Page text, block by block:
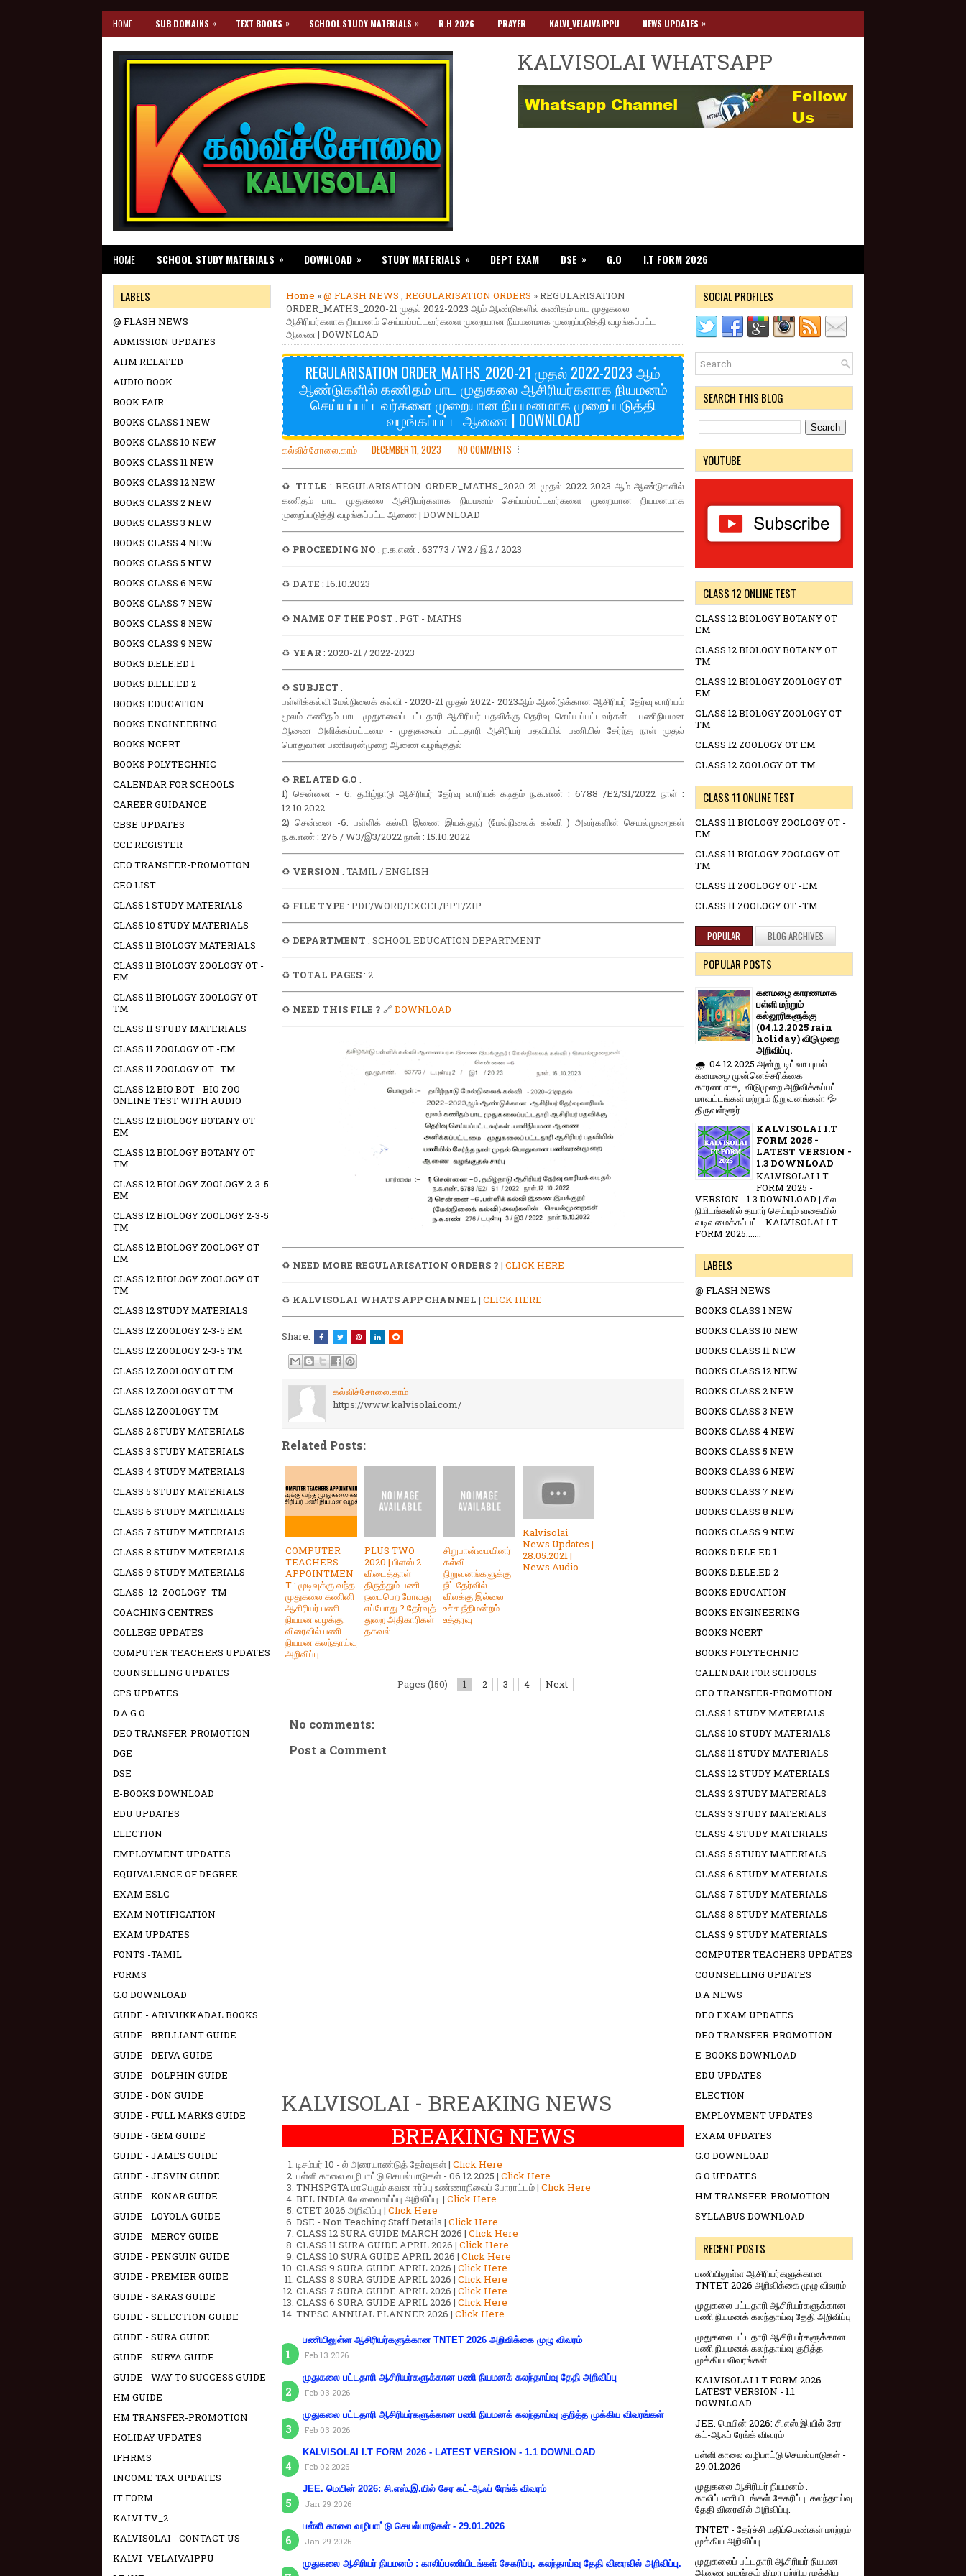
HOME SUB DOMAINS » TEXT BOOKS » SCHOOL STUDY MATERIALS » R.H 2026 PRAYER KALVI_VELAIVAIPPU NEWS UPDATES »
KALVISOLAI WHATSAPP
HOME SCHOOL STUDY MATERIALS » DOWNLOAD » STUDY MATERIALS » DEPT EXAM DSE » G.O I.T FORM 2026
Home »@ FLASH NEWS , REGULARISATION ORDERS » REGULARISATION
ORDER_MATHS_2020-21 முதல் 2022-2023 ஆம் ஆண்டுகளில் கணிதம் பாட முதுகலை
ஆசிரியர்களாக நியமனம் செய்யப்பட்டவர்களை முறையான நியமனமாக முறைப்படுத்தி வழங்கப்பட்ட
ஆணை | DOWNLOAD
REGULARISATION ORDER_MATHS_2020-21 முதல் 2022-2023 ஆம்
ஆண்டுகளில் கணிதம் பாட முதுகலை ஆசிரியர்களாக நியமனம்
செய்யப்பட்டவர்களை முறையான நியமனமாக முறைப்படுத்தி
வழங்கப்பட்ட ஆணை | DOWNLOAD
கல்விச்சோலை.காம் DECEMBER 11, 2023 NO COMMENTS
♻️ TITLE : REGULARISATION ORDER_MATHS_2020-21 முதல் 2022-2023 ஆம் ஆண்டுகளில்
கணிதம் பாட முதுகலை ஆசிரியர்களாக நியமனம் செய்யப்பட்டவர்களை முறையான நியமனமாக
முறைப்படுத்தி வழங்கப்பட்ட ஆணை | DOWNLOAD
♻️ PROCEEDING NO : ந.க.எண் : 63773 / W2 / இ2 / 2023
♻️ DATE : 16.10.2023
♻️ NAME OF THE POST : PGT - MATHS
♻️ YEAR : 2020-21 / 2022-2023
♻️ SUBJECT :
பள்ளிக்கல்வி மேல்நிலைக் கல்வி - 2020-21 முதல் 2022- 2023ஆம் ஆண்டுக்கான ஆசிரியர் தேர்வு வாரியம்
மூலம் கணிதம் பாட முதுகலைப் பட்டதாரி ஆசிரியர் பதவிக்கு தெரிவு செய்யப்பட்டவர்கள் - பணிநியமன
ஆணை அளிக்கப்பட்டமை - முதுகலைப் பட்டதாரி ஆசிரியர் பதவியில் பணியில் சேர்ந்த நாள் முதல்
பொதுவான பணிவரன்முறை ஆணை வழங்குதல்
♻️ RELATED G.O :
1) சென்னை - 6. தமிழ்நாடு ஆசிரியர் தேர்வு வாரியக் கடிதம் ந.க.எண் : 6788 /E2/S1/2022 நாள் :
12.10.2022
2) சென்னை -6. பள்ளிக் கல்வி இணை இயக்குநர் (மேல்நிலைக் கல்வி ) அவர்களின் செயல்முறைகள்
ந.க.எண் : 276 / W3/இ3/2022 நாள் : 15.10.2022
♻️ VERSION : TAMIL / ENGLISH
♻️ FILE TYPE : PDF/WORD/EXCEL/PPT/ZIP
♻️ DEPARTMENT : SCHOOL EDUCATION DEPARTMENT
♻️ TOTAL PAGES: 2
♻️ NEED THIS FILE ? 🔗DOWNLOAD
♻️ NEED MORE REGULARISATION ORDERS ? | CLICK HERE
♻️ KALVISOLAI WHATS APP CHANNEL | CLICK HERE
Share:
கல்விச்சோலை.காம்
https://www.kalvisolai.com/
Related Posts:
COMPUTER
TEACHERS
APPOINTMEN
T : முடிவுக்கு வந்த
முதுகலை கணினி
ஆசிரியர் பணி
நியமன வழக்கு.
விரைவில் பணி
நியமன கலந்தாய்வு
அறிவிப்பு
PLUS TWO
2020 | பிளஸ் 2
விடைத்தாள்
திருத்தும் பணி
நடைபெற போவது
எப்போது ? தேர்வுத்
துறை அதிகாரிகள்
தகவல்
சிறுபான்மையினர்
கல்வி
நிறுவனங்களுக்கு
நீட் தேர்வில்
விலக்கு இல்லை
உச்ச நீதிமன்றம்
உத்தரவு
Kalvisolai
News Updates |
28.05.2021 |
News Audio.
Pages (150) 1 2 3 4 Next
No comments:
Post a Comment
KALVISOLAI - BREAKING NEWS
BREAKING NEWS
டிசம்பர் 10 - ல் அரையாண்டுத் தேர்வுகள் | Click Here
பள்ளி காலை வழிபாட்டு செயல்பாடுகள் - 06.12.2025 | Click Here
TNHSPGTA மாபெரும் கவன ஈர்ப்பு உண்ணாநிலைப் போராட்டம் | Click Here
BEL INDIA வேலைவாய்ப்பு அறிவிப்பு. | Click Here
CTET 2026 அறிவிப்பு | Click Here
DSE - Non Teaching Staff Details | Click Here
CLASS 12 SURA GUIDE MARCH 2026 | Click Here
CLASS 11 SURA GUIDE APRIL 2026 | Click Here
CLASS 10 SURA GUIDE APRIL 2026 | Click Here
CLASS 9 SURA GUIDE APRIL 2026 | Click Here
CLASS 8 SURA GUIDE APRIL 2026 | Click Here
CLASS 7 SURA GUIDE APRIL 2026 | Click Here
CLASS 6 SURA GUIDE APRIL 2026 | Click Here
TNPSC ANNUAL PLANNER 2026 | Click Here
பணியிலுள்ள ஆசிரியர்களுக்கான TNTET 2026 அறிவிக்கை முழு விவரம்
Feb 13 2026
முதுகலை பட்டதாரி ஆசிரியர்களுக்கான பணி நியமனக் கலந்தாய்வு தேதி அறிவிப்பு
Feb 03 2026
முதுகலை பட்டதாரி ஆசிரியர்களுக்கான பணி நியமனக் கலந்தாய்வு குறித்த முக்கிய விவரங்கள்
Feb 03 2026
KALVISOLAI I.T FORM 2026 - LATEST VERSION - 1.1 DOWNLOAD
Feb 02 2026
JEE. மெயின் 2026: சி.எஸ்.இ.யில் சேர கட்-ஆஃப் ரேங்க் விவரம்
Jan 29 2026
பள்ளி காலை வழிபாட்டு செயல்பாடுகள் - 29.01.2026
Jan 29 2026
முதுகலை ஆசிரியர் நியமனம் : காலிப்பணியிடங்கள் சேகரிப்பு. கலந்தாய்வு தேதி விரைவில் அறிவிப்பு.
LABELS
@ FLASH NEWS
ADMISSION UPDATES
AHM RELATED
AUDIO BOOK
BOOK FAIR
BOOKS CLASS 1 NEW
BOOKS CLASS 10 NEW
BOOKS CLASS 11 NEW
BOOKS CLASS 12 NEW
BOOKS CLASS 2 NEW
BOOKS CLASS 3 NEW
BOOKS CLASS 4 NEW
BOOKS CLASS 5 NEW
BOOKS CLASS 6 NEW
BOOKS CLASS 7 NEW
BOOKS CLASS 8 NEW
BOOKS CLASS 9 NEW
BOOKS D.ELE.ED 1
BOOKS D.ELE.ED 2
BOOKS EDUCATION
BOOKS ENGINEERING
BOOKS NCERT
BOOKS POLYTECHNIC
CALENDAR FOR SCHOOLS
CAREER GUIDANCE
CBSE UPDATES
CCE REGISTER
CEO TRANSFER-PROMOTION
CEO LIST
CLASS 1 STUDY MATERIALS
CLASS 10 STUDY MATERIALS
CLASS 11 BIOLOGY MATERIALS
CLASS 11 BIOLOGY ZOOLOGY OT -
EM
CLASS 11 BIOLOGY ZOOLOGY OT -
TM
CLASS 11 STUDY MATERIALS
CLASS 11 ZOOLOGY OT -EM
CLASS 11 ZOOLOGY OT -TM
CLASS 12 BIO BOT - BIO ZOO
ONLINE TEST WITH AUDIO
CLASS 12 BIOLOGY BOTANY OT
EM
CLASS 12 BIOLOGY BOTANY OT
TM
CLASS 12 BIOLOGY ZOOLOGY 2-3-5
EM
CLASS 12 BIOLOGY ZOOLOGY 2-3-5
TM
CLASS 12 BIOLOGY ZOOLOGY OT
EM
CLASS 12 BIOLOGY ZOOLOGY OT
TM
CLASS 12 STUDY MATERIALS
CLASS 12 ZOOLOGY 2-3-5 EM
CLASS 12 ZOOLOGY 2-3-5 TM
CLASS 12 ZOOLOGY OT EM
CLASS 12 ZOOLOGY OT TM
CLASS 12 ZOOLOGY TM
CLASS 2 STUDY MATERIALS
CLASS 3 STUDY MATERIALS
CLASS 4 STUDY MATERIALS
CLASS 5 STUDY MATERIALS
CLASS 6 STUDY MATERIALS
CLASS 7 STUDY MATERIALS
CLASS 8 STUDY MATERIALS
CLASS 9 STUDY MATERIALS
CLASS_12_ZOOLOGY_TM
COACHING CENTRES
COLLEGE UPDATES
COMPUTER TEACHERS UPDATES
COUNSELLING UPDATES
CPS UPDATES
D.A G.O
DEO TRANSFER-PROMOTION
DGE
DSE
E-BOOKS DOWNLOAD
EDU UPDATES
ELECTION
EMPLOYMENT UPDATES
EQUIVALENCE OF DEGREE
EXAM ESLC
EXAM NOTIFICATION
EXAM UPDATES
FONTS -TAMIL
FORMS
G.O DOWNLOAD
GUIDE - ARIVUKKADAL BOOKS
GUIDE - BRILLIANT GUIDE
GUIDE - DEIVA GUIDE
GUIDE - DOLPHIN GUIDE
GUIDE - DON GUIDE
GUIDE - FULL MARKS GUIDE
GUIDE - GEM GUIDE
GUIDE - JAMES GUIDE
GUIDE - JESVIN GUIDE
GUIDE - KONAR GUIDE
GUIDE - LOYOLA GUIDE
GUIDE - MERCY GUIDE
GUIDE - PENGUIN GUIDE
GUIDE - PREMIER GUIDE
GUIDE - SARAS GUIDE
GUIDE - SELECTION GUIDE
GUIDE - SURA GUIDE
GUIDE - SURYA GUIDE
GUIDE - WAY TO SUCCESS GUIDE
HM GUIDE
HM TRANSFER-PROMOTION
HOLIDAY UPDATES
IFHRMS
INCOME TAX UPDATES
IT FORM
KALVI TV_2
KALVISOLAI - CONTACT US
KALVI_VELAIVAIPPU
SOCIAL PROFILES
SEARCH THIS BLOG
YOUTUBE
CLASS 12 ONLINE TEST
CLASS 12 BIOLOGY BOTANY OT
EM
CLASS 12 BIOLOGY BOTANY OT
TM
CLASS 12 BIOLOGY ZOOLOGY OT
EM
CLASS 12 BIOLOGY ZOOLOGY OT
TM
CLASS 12 ZOOLOGY OT EM
CLASS 12 ZOOLOGY OT TM
CLASS 11 ONLINE TEST
CLASS 11 BIOLOGY ZOOLOGY OT -
EM
CLASS 11 BIOLOGY ZOOLOGY OT -
TM
CLASS 11 ZOOLOGY OT -EM
CLASS 11 ZOOLOGY OT -TM
POPULAR BLOG ARCHIVES
POPULAR POSTS
கனமழை காரணமாக
பள்ளி மற்றும்
கல்லூரிகளுக்கு
(04.12.2025 rain
holiday) விடுமுறை
அறிவிப்பு.
🌧️ 04.12.2025 அன்று டிட்வா புயல்
கனமழை முன்னெச்சரிக்கை
காரணமாக, விடுமுறை அறிவிக்கப்பட்ட
மாவட்டங்கள் மற்றும் நிறுவனங்கள்: 💦
திருவள்ளூர் ...
KALVISOLAI I.T
FORM 2025 -
LATEST VERSION -
1.3 DOWNLOAD
KALVISOLAI I.T
FORM 2025 -
VERSION - 1.3 DOWNLOAD | சில
நிமிடங்களில் தயார் செய்யும் வகையில்
வடிவமைக்கப்பட்ட KALVISOLAI I.T
FORM 2025.......
LABELS
@ FLASH NEWS
BOOKS CLASS 1 NEW
BOOKS CLASS 10 NEW
BOOKS CLASS 11 NEW
BOOKS CLASS 12 NEW
BOOKS CLASS 2 NEW
BOOKS CLASS 3 NEW
BOOKS CLASS 4 NEW
BOOKS CLASS 5 NEW
BOOKS CLASS 6 NEW
BOOKS CLASS 7 NEW
BOOKS CLASS 8 NEW
BOOKS CLASS 9 NEW
BOOKS D.ELE.ED 1
BOOKS D.ELE.ED 2
BOOKS EDUCATION
BOOKS ENGINEERING
BOOKS NCERT
BOOKS POLYTECHNIC
CALENDAR FOR SCHOOLS
CEO TRANSFER-PROMOTION
CLASS 1 STUDY MATERIALS
CLASS 10 STUDY MATERIALS
CLASS 11 STUDY MATERIALS
CLASS 12 STUDY MATERIALS
CLASS 2 STUDY MATERIALS
CLASS 3 STUDY MATERIALS
CLASS 4 STUDY MATERIALS
CLASS 5 STUDY MATERIALS
CLASS 6 STUDY MATERIALS
CLASS 7 STUDY MATERIALS
CLASS 8 STUDY MATERIALS
CLASS 9 STUDY MATERIALS
COMPUTER TEACHERS UPDATES
COUNSELLING UPDATES
D.A NEWS
DEO EXAM UPDATES
DEO TRANSFER-PROMOTION
E-BOOKS DOWNLOAD
EDU UPDATES
ELECTION
EMPLOYMENT UPDATES
EXAM UPDATES
G.O DOWNLOAD
G.O UPDATES
HM TRANSFER-PROMOTION
SYLLABUS DOWNLOAD
RECENT POSTS
பணியிலுள்ள ஆசிரியர்களுக்கான
TNTET 2026 அறிவிக்கை முழு விவரம்
முதுகலை பட்டதாரி ஆசிரியர்களுக்கான
பணி நியமனக் கலந்தாய்வு தேதி அறிவிப்பு
முதுகலை பட்டதாரி ஆசிரியர்களுக்கான
பணி நியமனக் கலந்தாய்வு குறித்த
முக்கிய விவரங்கள்
KALVISOLAI I.T FORM 2026 -
LATEST VERSION - 1.1
DOWNLOAD
JEE. மெயின் 2026: சி.எஸ்.இ.யில் சேர
கட்-ஆஃப் ரேங்க் விவரம்
பள்ளி காலை வழிபாட்டு செயல்பாடுகள் -
29.01.2026
முதுகலை ஆசிரியர் நியமனம் :
காலிப்பணியிடங்கள் சேகரிப்பு. கலந்தாய்வு
தேதி விரைவில் அறிவிப்பு.
TNTET - தேர்ச்சி மதிப்பெண்கள் மாற்றம்
முக்கிய அறிவிப்பு
முதுகலைப் பட்டதாரி ஆசிரியர் நியமன
ஆணை வழங்கும் விழா பற்றிய முக்கிய